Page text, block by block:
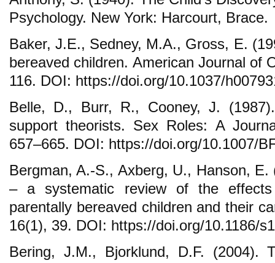
Psychology. New York: Harcourt, Brace.
Baker, J.E., Sedney, M.A., Gross, E.
bereaved children. American Journal of
116. DOI: https://doi.org/10.1037/
Belle, D., Burr, R., Cooney, J.
support theorists. Sex Roles: A
657–665. DOI: https://doi.org/10.1007/
Bergman, A.-S., Axberg, U., Hanson,
– a systematic review of the
parentally bereaved children and their
16(1), 39. DOI: https://doi.org/10.1186/
Bering, J.M., Bjorklund, D.F. (2004).